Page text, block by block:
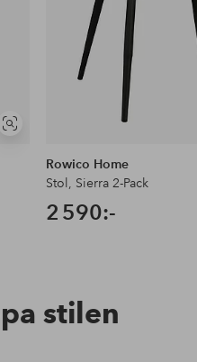
Visa
Rowico Home
Stol, Sierra 2-Pack
2 590:-
stilen